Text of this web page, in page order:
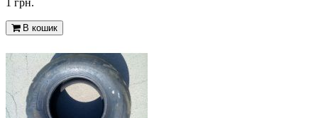
1 грн.
В кошик